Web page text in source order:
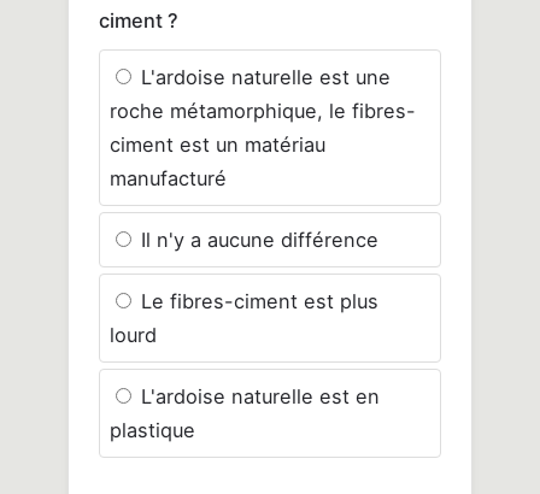
ciment ?
L'ardoise naturelle est une
roche métamorphique, le fibres-
ciment est un matériau
manufacturé
Il n'y a aucune différence
Le fibres-ciment est plus
lourd
L'ardoise naturelle est en
plastique